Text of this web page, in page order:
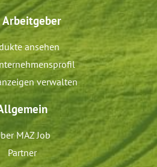
Arbeitgeber
ansehen
verwalten
MAZ Job
Partner